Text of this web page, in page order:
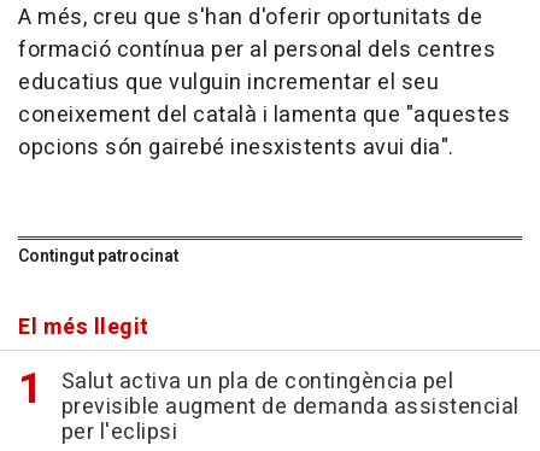
A més, creu que s'han d'oferir oportunitats de
formació contínua per al personal dels centres
educatius que vulguin incrementar el seu
coneixement del català i lamenta que "aquestes
opcions són gairebé inesxistents avui dia".
Contingut patrocinat
El més llegit
Salut activa un pla de contingència pel
previsible augment de demanda assistencial
per l'eclipsi